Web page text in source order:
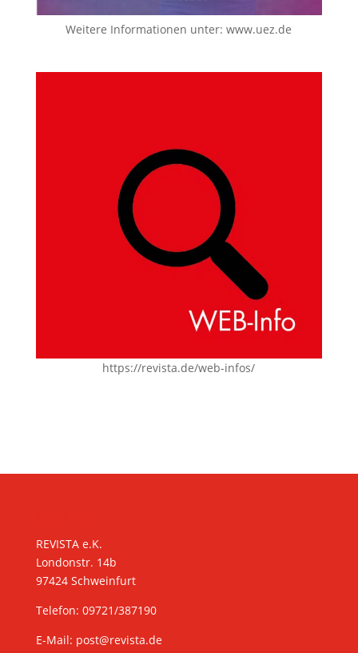
Weitere Informationen unter:www.uez.de
https://revista.de/web-infos/
REVISTA e.K.
Londonstr. 14b
97424 Schweinfurt
Telefon: 09721/387190
E-Mail: post@revista.de